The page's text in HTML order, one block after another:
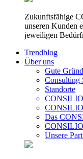
Zukunftsfähige
unseren Kunden
jeweiligen
Trendblog
Über uns
Gute
Consulting
Standorte
Das
Unsere